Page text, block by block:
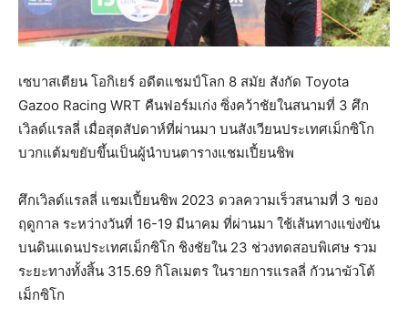
เซบาสเตียน โอกิเยร์ อดีตแชมป์โลก 8 สมัย สังกัด Toyota
Gazoo Racing WRT คืนฟอร์มเก่ง ซิ่งคว้าชัยในสนามที่ 3 ศึก
เวิลด์แรลลี่ เมื่อสุดสัปดาห์ที่ผ่านมา บนสังเวียนประเทศเม็กซิโก
บวกแต้มขยับขึ้นเป็นผู้นำบนตารางแชมเปี้ยนชิพ
ศึกเวิลด์แรลลี่ แชมเปี้ยนชิพ 2023 ดวลความเร็วสนามที่ 3 ของ
ฤดูกาล ระหว่างวันที่ 16-19 มีนาคม ที่ผ่านมา ใช้เส้นทางแข่งขัน
บนดินแดนประเทศเม็กซิโก ชิงชัยใน 23 ช่วงทดสอบพิเศษ รวม
ระยะทางทั้งสิ้น 315.69 กิโลเมตร ในรายการแรลลี่ กัวนาฆัวโต้
เม็กซิโก